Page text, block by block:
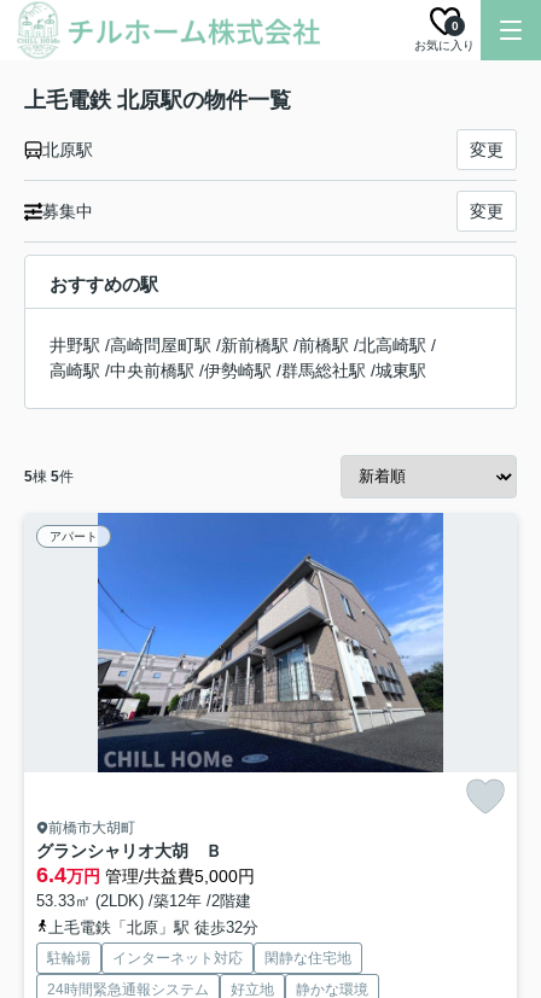
お気に入り
0
上毛電鉄 北原駅の物件一覧
北原駅 変更
募集中 変更
おすすめの駅
井野駅 /高崎問屋町駅 /新前橋駅 /前橋駅 /北高崎駅 /
高崎駅 /中央前橋駅 /伊勢崎駅 /群馬総社駅 /城東駅
5棟 5件
アパート
前橋市大胡町
グランシャリオ大胡 Ｂ
6.4万円 管理/共益費5,000円
53.33㎡ (2LDK) /築12年 /2階建
上毛電鉄「北原」駅 徒歩32分
駐輪場 インターネット対応
閑静な住宅地
24時間緊急通報システム
好立地 静かな環境